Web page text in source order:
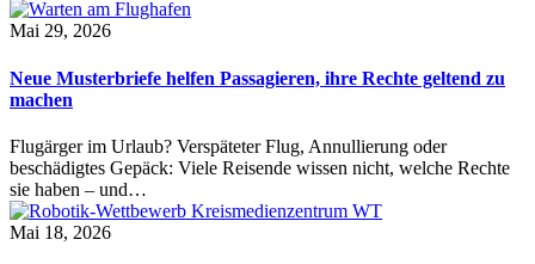
Mai 29, 2026
Neue Musterbriefe helfen Passagieren, ihre Rechte geltend zu
machen
Flugärger im Urlaub? Verspäteter Flug, Annullierung oder
beschädigtes Gepäck: Viele Reisende wissen nicht, welche Rechte
sie haben – und…
Mai 18, 2026